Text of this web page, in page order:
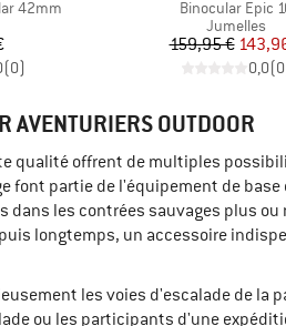
42mm
(0)
Article
Binocular Epic
Product
Jumelles
Prix
159,95 €Prix
0,0(0
AVENTURIERS OUTDOOR
qualité offrent de multiples
font partie de l'équipement de
dans les contrées sauvages plus ou
longtemps, un accessoire
les voies d'escalade de la
ou les participants d'une